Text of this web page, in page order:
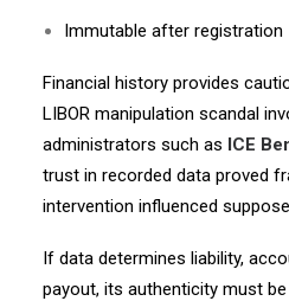
Immutable after registration
Financial history provides
LIBOR manipulation scandal
administrators such as ICE
trust in recorded data proved
intervention influenced
If data determines liability,
payout, its authenticity must